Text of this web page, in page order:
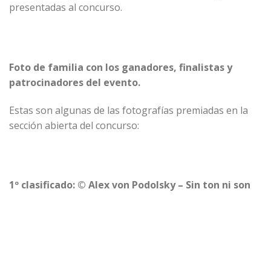
presentadas al concurso.
Foto de familia con los ganadores, finalistas y
patrocinadores del evento.
Estas son algunas de las fotografías premiadas en la
sección abierta del concurso:
1º clasificado: © Alex von Podolsky – Sin ton ni son